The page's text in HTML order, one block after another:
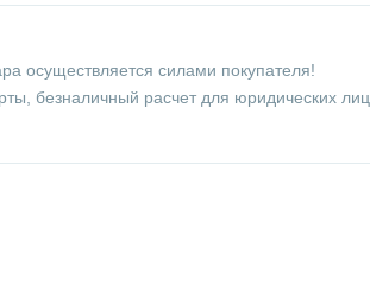
осуществляется силами покупателя!
безналичный расчет для юридических лиц